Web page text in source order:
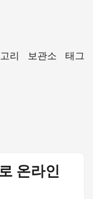
리 보관소 태그
온라인